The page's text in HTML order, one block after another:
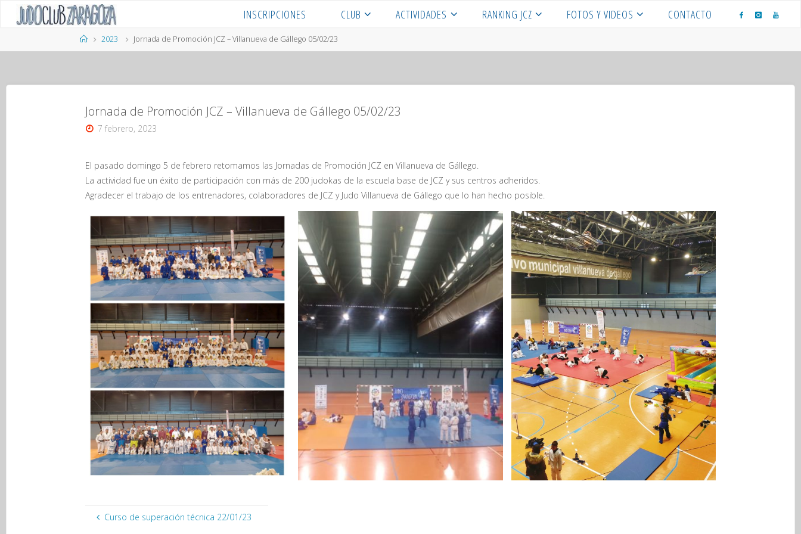
Saltar
INSCRIPCIONES CLUB ACTIVIDADES RANKING JCZ FOTOS Y VIDEOS CONTACTO
Página
de
2023 Jornada de Promoción JCZ – Villanueva de Gállego 05/02/23
Jornada de Promoción JCZ – Villanueva de Gállego 05/02/23
7 febrero, 2023
El pasado domingo 5 de febrero retomamos las Jornadas de Promoción JCZ en Villanueva de Gállego.
La actividad fue un éxito de participación con más de 200 judokas de la escuela base de JCZ y sus centros adheridos.
Agradecer el trabajo de los entrenadores, colaboradores de JCZ y Judo Villanueva de Gállego que lo han hecho posible.
Curso de superación técnica 22/01/23